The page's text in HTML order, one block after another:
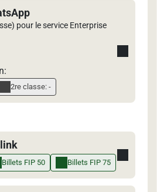
pour le service Enterprise
2re classe: -
Billets FIP 50 Billets FIP 75